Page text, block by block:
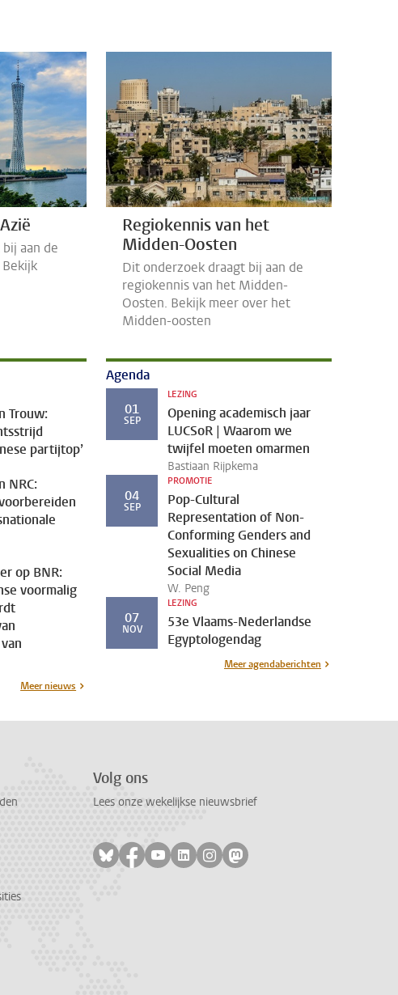
aan de
Regiokennis van het
Midden-Oosten
Dit onderzoek draagt bij aan de
regiokennis van het Midden-
Oosten. Bekijk meer over het
Midden-oosten
Trouw:
partijtop’
NRC:
op BNR:
voormalig
Meer nieuws
Agenda
01
SEP
LEZING
Opening academisch jaar
LUCSoR | Waarom we
twijfel moeten omarmen
Bastiaan Rijpkema
04
SEP
PROMOTIE
Pop-Cultural
Representation of Non-
Conforming Genders and
Sexualities on Chinese
Social Media
W. Peng
07
NOV
LEZING
53e Vlaams-Nederlandse
Egyptologendag
Meer agendaberichten
Volg ons
Lees onze wekelijkse nieuwsbrief
Volg ons op bluesky
Volg ons op facebook
Volg ons op youtube
Volg ons op linkedin
Volg ons op instagram
Volg ons op mastodon